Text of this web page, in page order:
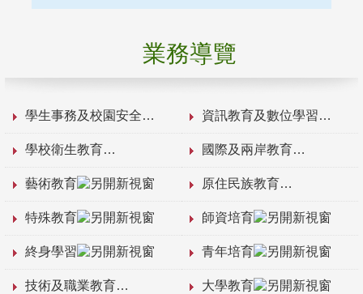
業務導覽
學生事務及校園安全 資訊教育及數位學習
學校衛生教育 國際及兩岸教育
藝術教育 原住民族教育
特殊教育 師資培育
終身學習 青年培育
技術及職業教育 大學教育